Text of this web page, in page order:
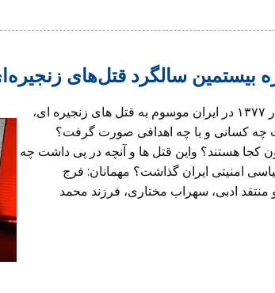
بیستمین سالگرد قتل‌های
قتل های سیاسی آذر ۱۳۷۷ در ایران موسوم به قتل های زنجیره ای،
چه کسانی و با چه اهدافی صورت گرفت؟
کجا هستند؟ واین قتل ها و آنچه در پی داشت چه
امنیتی ایران گذاشت؟ مهمانان: فرج
ادبی، سهراب مختاری، فرزند محمد